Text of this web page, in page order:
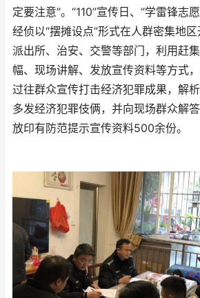
定要注意”。“110”宣传日、“学雷锋志
经侦以“摆摊设点”形式在人群密集地
派出所、治安、交警等部门，利用赶
幅、现场讲解、发放宣传资料等方式
过往群众宣传打击经济犯罪成果，解
多发经济犯罪伎俩，并向现场群众解
放印有防范提示宣传资料500余份。